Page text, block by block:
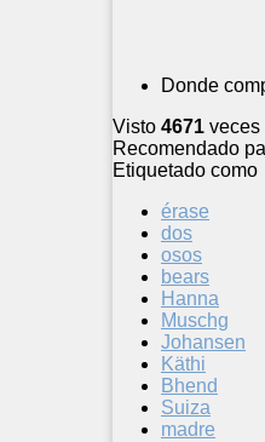
Donde
Visto 4671 veces
Recomendado
Etiquetado como
érase
dos
osos
bears
Hanna
Muschg
Johansen
Käthi
Bhend
Suiza
madre